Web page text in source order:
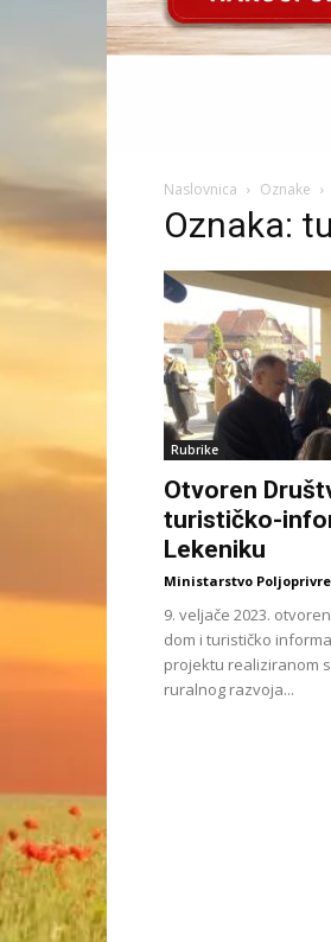
Naslovnica Oznake
Oznaka:
Rubrike
Otvoren
turističko-
Lekeniku
Ministarstvo
9. veljače 2023.
dom i turističko
projektu realiziranom
ruralnog razvoja...